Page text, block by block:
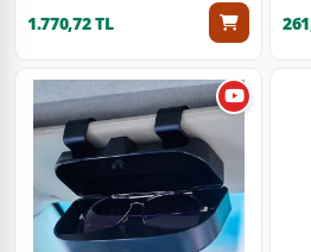
1.770,72 TL